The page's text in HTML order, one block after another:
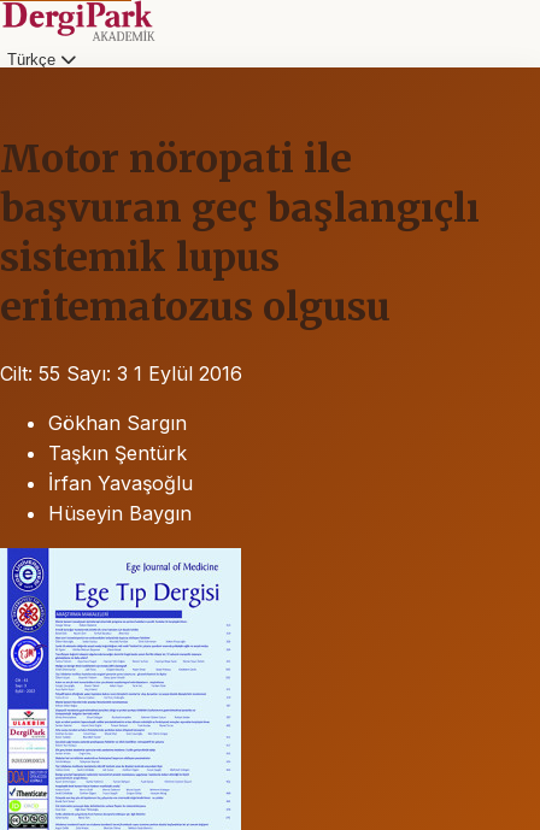
Türkçe
Motor nöropati ile
başvuran geç başlangıçlı
sistemik lupus
eritematozus olgusu
Cilt: 55 Sayı: 3 1 Eylül 2016
Gökhan Sargın
Taşkın Şentürk
İrfan Yavaşoğlu
Hüseyin Baygın